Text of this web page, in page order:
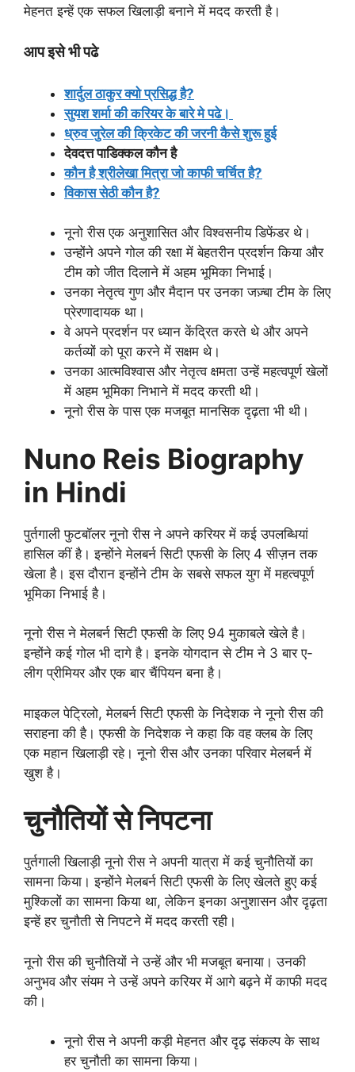
मेहनत इन्हें एक सफल खिलाड़ी बनाने में मदद करती है।
आप इसे भी पढे
शार्दुल ठाकुर क्यो प्रसिद्ध है?
सुयश शर्मा की करियर के बारे मे पढे।
ध्रुव जुरेल की क्रिकेट की जरनी कैसे शुरू हुई
देवदत्त पाडिक्कल कौन है
कौन है श्रीलेखा मित्रा जो काफी चर्चित है?
विकास सेठी कौन है?
नूनो रीस एक अनुशासित और विश्वसनीय डिफेंडर थे।
उन्होंने अपने गोल की रक्षा में बेहतरीन प्रदर्शन किया और
टीम को जीत दिलाने में अहम भूमिका निभाई।
उनका नेतृत्व गुण और मैदान पर उनका जज़्बा टीम के लिए
प्रेरणादायक था।
वे अपने प्रदर्शन पर ध्यान केंद्रित करते थे और अपने
कर्तव्यों को पूरा करने में सक्षम थे।
उनका आत्मविश्वास और नेतृत्व क्षमता उन्हें महत्वपूर्ण खेलों
में अहम भूमिका निभाने में मदद करती थी।
नूनो रीस के पास एक मजबूत मानसिक दृढ़ता भी थी।
Nuno Reis Biography
in Hindi
पुर्तगाली फुटबॉलर नूनो रीस ने अपने करियर में कई उपलब्धियां
हासिल कीं है। इन्होंने मेलबर्न सिटी एफसी के लिए 4 सीज़न तक
खेला है। इस दौरान इन्होंने टीम के सबसे सफल युग में महत्वपूर्ण
भूमिका निभाई है।
नूनो रीस ने मेलबर्न सिटी एफसी के लिए 94 मुकाबले खेले है।
इन्होंने कई गोल भी दागे है। इनके योगदान से टीम ने 3 बार ए-
लीग प्रीमियर और एक बार चैंपियन बना है।
माइकल पेट्रिलो, मेलबर्न सिटी एफसी के निदेशक ने नूनो रीस की
सराहना की है। एफसी के निदेशक ने कहा कि वह क्लब के लिए
एक महान खिलाड़ी रहे। नूनो रीस और उनका परिवार मेलबर्न में
खुश है।
चुनौतियों से निपटना
पुर्तगाली खिलाड़ी नूनो रीस ने अपनी यात्रा में कई चुनौतियों का
सामना किया। इन्होंने मेलबर्न सिटी एफसी के लिए खेलते हुए कई
मुश्किलों का सामना किया था, लेकिन इनका अनुशासन और दृढ़ता
इन्हें हर चुनौती से निपटने में मदद करती रही।
नूनो रीस की चुनौतियों ने उन्हें और भी मजबूत बनाया। उनकी
अनुभव और संयम ने उन्हें अपने करियर में आगे बढ़ने में काफी मदद
की।
नूनो रीस ने अपनी कड़ी मेहनत और दृढ़ संकल्प के साथ
हर चुनौती का सामना किया।